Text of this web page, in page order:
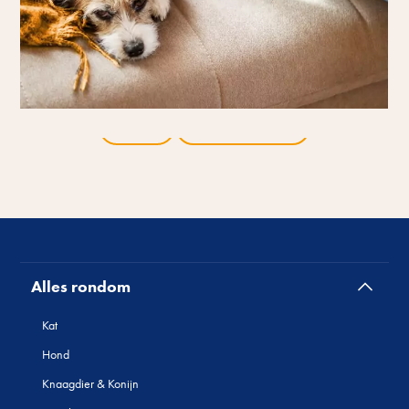
Alles rondom
Kat
Hond
Knaagdier & Konijn